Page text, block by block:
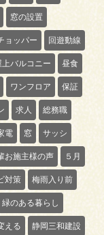
窓の設置
ョッパー 回遊動線
上バルコニー 昼食
ワンフロア 保証
求人 総務職
電 窓 サッシ
お施主様の声 ５月
対策 梅雨入り前
緑のある暮らし
える 静岡三和建設